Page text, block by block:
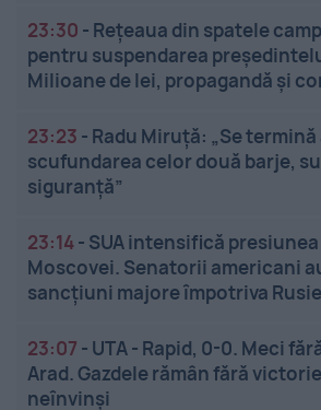
23:30 - Rețeaua din spatele
pentru suspendarea
Milioane de lei, propagandă și
23:23 - Radu Miruță: „Se
scufundarea celor două barje,
siguranţă”
23:14- SUA intensifică
Moscovei. Senatorii americani
sancțiuni majore împotriva
23:07 - UTA - Rapid, 0-0. Meci
Arad. Gazdele rămân fără
neînvinși